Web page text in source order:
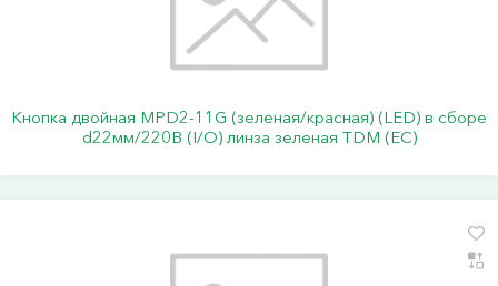
Кнопка двойная MPD2-11G (зеленая/красная) (LED) в сборе
d22мм/220В (I/O) линза зеленая TDM (ЕС)